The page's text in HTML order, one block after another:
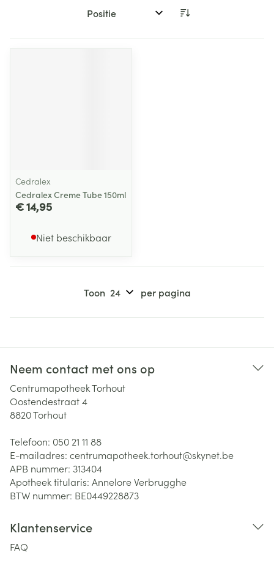
Sorteer op:
Cedralex
Cedralex Creme Tube 150ml
€ 14,95
Niet beschikbaar
Toon per pagina
Neem contact met ons op
Centrumapotheek Torhout
Oostendestraat 4
8820Torhout
Telefoon: 050 21 11 88
E-mailadres: centrumapotheek.torhout@skynet.be
APB nummer: 313404
Apotheek titularis: Annelore Verbrugghe
BTW nummer: BE0449228873
Klantenservice
FAQ